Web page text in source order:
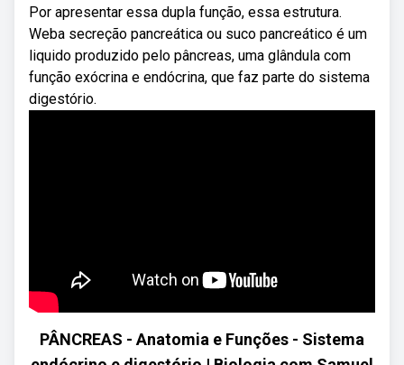
Por apresentar essa dupla função, essa estrutura.
Weba secreção pancreática ou suco pancreático é um
liquido produzido pelo pâncreas, uma glândula com
função exócrina e endócrina, que faz parte do sistema
digestório.
PÂNCREAS - Anatomia e Funções - Sistema